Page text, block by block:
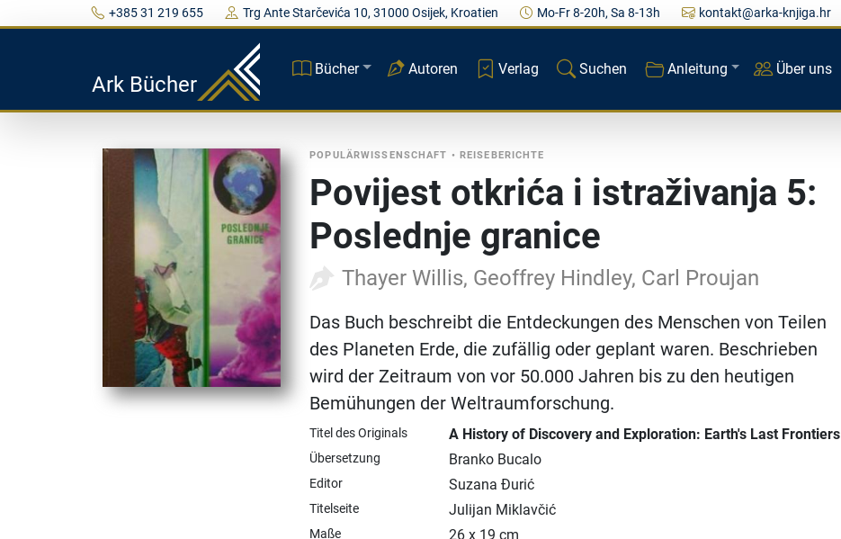
+385 31 219 655 Trg Ante Starčevića 10, 31000 Osijek, Kroatien Mo-Fr 8-20h, Sa 8-13h kontakt@arka-knjiga.hr
Ark Bücher
Bücher Autoren Verlag Suchen Anleitung Über uns
POPULÄRWISSENSCHAFT • REISEBERICHTE
Povijest otkrića i istraživanja 5:
Poslednje granice
Thayer Willis, Geoffrey Hindley, Carl Proujan
Das Buch beschreibt die Entdeckungen des Menschen von Teilen
des Planeten Erde, die zufällig oder geplant waren. Beschrieben
wird der Zeitraum von vor 50.000 Jahren bis zu den heutigen
Bemühungen der Weltraumforschung.
Titel des Originals A History of Discovery and Exploration: Earth's Last Frontiers
Übersetzung Branko Bucalo
Editor Suzana Đurić
Titelseite Julijan Miklavčić
Maße 26 x 19 cm